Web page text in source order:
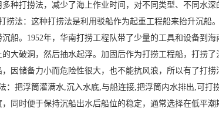
种打捞法，减少了海上作业时间，对不同类型、不同水深
法：这种打捞法是利用驳船作为起重工程船来抬升沉船
船。1952年，华南打捞工程队带了少量的工具和设备到
大破洞，然后抽水起浮。加固后作为打捞工程船，打捞
因储备力小而危险性很大，也不能抗风浪，所以有了打捞
把浮筒灌满水,沉入水底,与船连接,把浮筒内水排出,可打
，同时便于保持沉船出水后船位的稳定，通常选择在低平